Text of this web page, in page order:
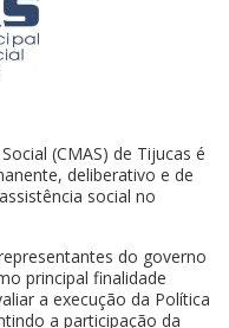
(CMAS) de Tijucas é
deliberativo e de
social no
do governo
principal finalidade
a execução da Política
a participação da